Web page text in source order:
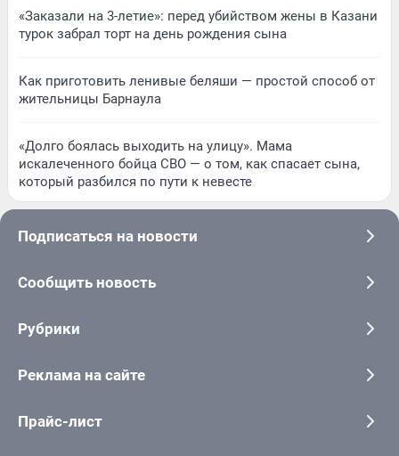
«Заказали на 3-летие»: перед убийством жены в Казани
турок забрал торт на день рождения сына
Как приготовить ленивые беляши — простой способ от
жительницы Барнаула
«Долго боялась выходить на улицу». Мама
искалеченного бойца СВО — о том, как спасает сына,
который разбился по пути к невесте
Подписаться на новости
Сообщить новость
Рубрики
Реклама на сайте
Прайс-лист